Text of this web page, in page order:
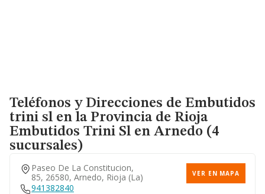
Teléfonos y Direcciones de Embutidos
trini sl en la Provincia de Rioja
Embutidos Trini Sl en Arnedo (4
sucursales)
Paseo De La Constitucion,
85, 26580, Arnedo, Rioja (la)
VER EN MAPA
941382840